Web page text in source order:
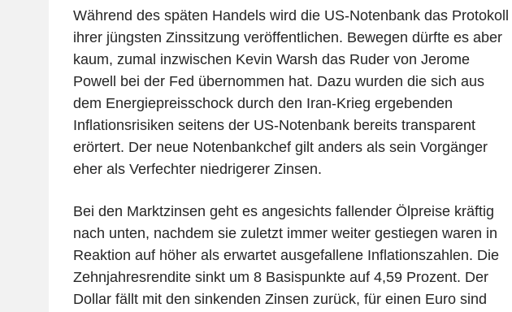
Während des späten Handels wird die US-Notenbank das Protokoll
ihrer jüngsten Zinssitzung veröffentlichen. Bewegen dürfte es aber
kaum, zumal inzwischen Kevin Warsh das Ruder von Jerome
Powell bei der Fed übernommen hat. Dazu wurden die sich aus
dem Energiepreisschock durch den Iran-Krieg ergebenden
Inflationsrisiken seitens der US-Notenbank bereits transparent
erörtert. Der neue Notenbankchef gilt anders als sein Vorgänger
eher als Verfechter niedrigerer Zinsen.
Bei den Marktzinsen geht es angesichts fallender Ölpreise kräftig
nach unten, nachdem sie zuletzt immer weiter gestiegen waren in
Reaktion auf höher als erwartet ausgefallene Inflationszahlen. Die
Zehnjahresrendite sinkt um 8 Basispunkte auf 4,59 Prozent. Der
Dollar fällt mit den sinkenden Zinsen zurück, für einen Euro sind